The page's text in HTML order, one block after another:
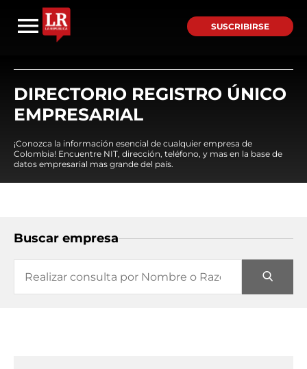
SUSCRIBIRSE
DIRECTORIO REGISTRO ÚNICO
EMPRESARIAL
¡Conozca la información esencial de cualquier empresa de
Colombia! Encuentre NIT, dirección, teléfono, y mas en la base de
datos empresarial mas grande del país.
Buscar empresa